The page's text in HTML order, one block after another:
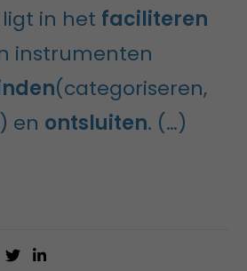
in het faciliteren
instrumenten
(categoriseren,
en ontsluiten. (…)